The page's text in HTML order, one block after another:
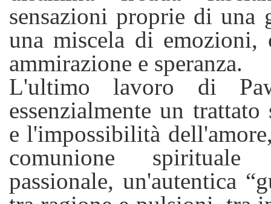
sensazioni proprie di una
una miscela di emozioni,
ammirazione e speranza.
L'ultimo lavoro di
essenzialmente un trattato
e l'impossibilità
comunione
passionale, un'autentica